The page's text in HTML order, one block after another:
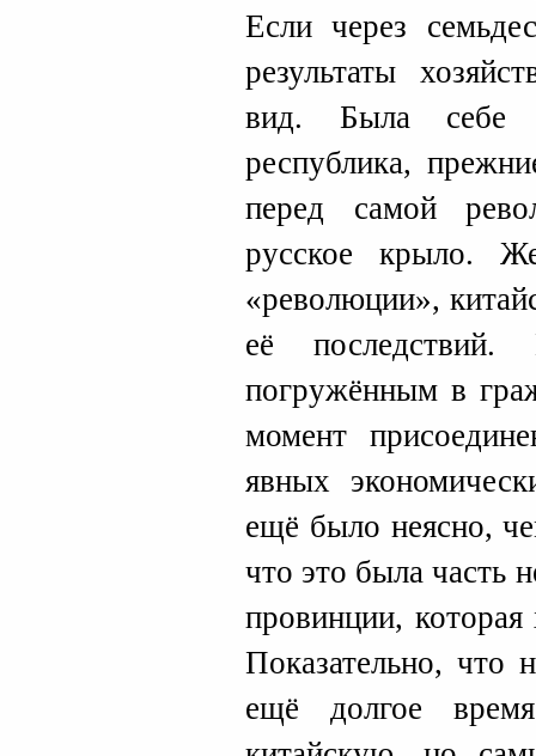
Если через
результаты
вид. Была себе
республика,
перед самой
русское крыло.
«революции»,
её последствий.
погружённым в
момент
явных
ещё было неясно,
что это была часть
провинции,
Показательно, что
ещё долгое